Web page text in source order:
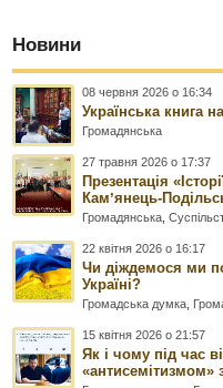
Новини
08 червня 2026 о 16:34
Українська книга
Громадянська
27 травня 2026 о 17:37
Презентація
Камʼянець-
Громадянська ,
22 квітня 2026 о 16:17
Чи діждемося ми
Україні?
Громадська думка
15 квітня 2026 о 21:57
Як і чому під час
«антисемітизмом»